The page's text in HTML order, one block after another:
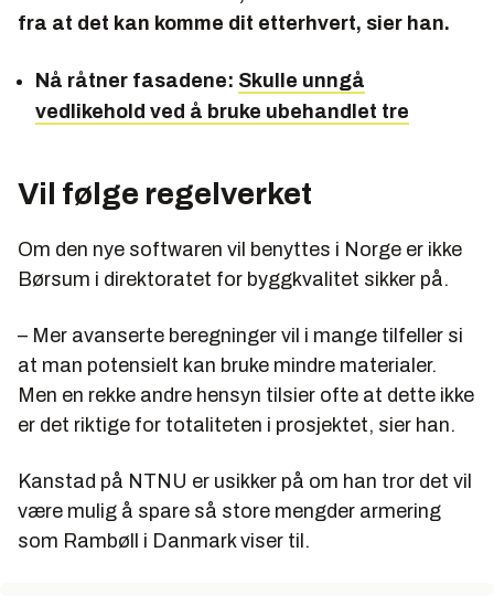
fra at det kan komme dit etterhvert, sier han.
Nå råtner fasadene: Skulle unngå
vedlikehold ved å bruke ubehandlet tre
Vil følge regelverket
Om den nye softwaren vil benyttes i Norge er ikke
Børsum i direktoratet for byggkvalitet sikker på.
– Mer avanserte beregninger vil i mange tilfeller si
at man potensielt kan bruke mindre materialer.
Men en rekke andre hensyn tilsier ofte at dette ikke
er det riktige for totaliteten i prosjektet, sier han.
Kanstad på NTNU er usikker på om han tror det vil
være mulig å spare så store mengder armering
som Rambøll i Danmark viser til.